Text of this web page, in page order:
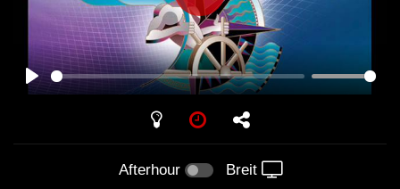
PLAY
PLAY
Afterhour Breit